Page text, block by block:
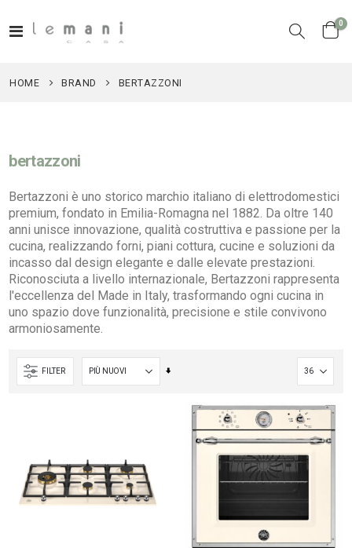
Toggle
Cart
0
HOME BRAND BERTAZZONI
bertazzoni
Bertazzoni è uno storico marchio italiano di elettrodomestici
premium, fondato in Emilia-Romagna nel 1882. Da oltre 140
anni unisce innovazione, qualità costruttiva e passione per la
cucina, realizzando forni, piani cottura, cucine e soluzioni da
incasso dal design elegante e dalle elevate prestazioni.
Riconosciuta a livello internazionale, Bertazzoni rappresenta
l'eccellenza del Made in Italy, trasformando ogni cucina in
uno spazio dove funzionalità, precisione e stile convivono
armoniosamente.
FILTER
Imposta
direzione